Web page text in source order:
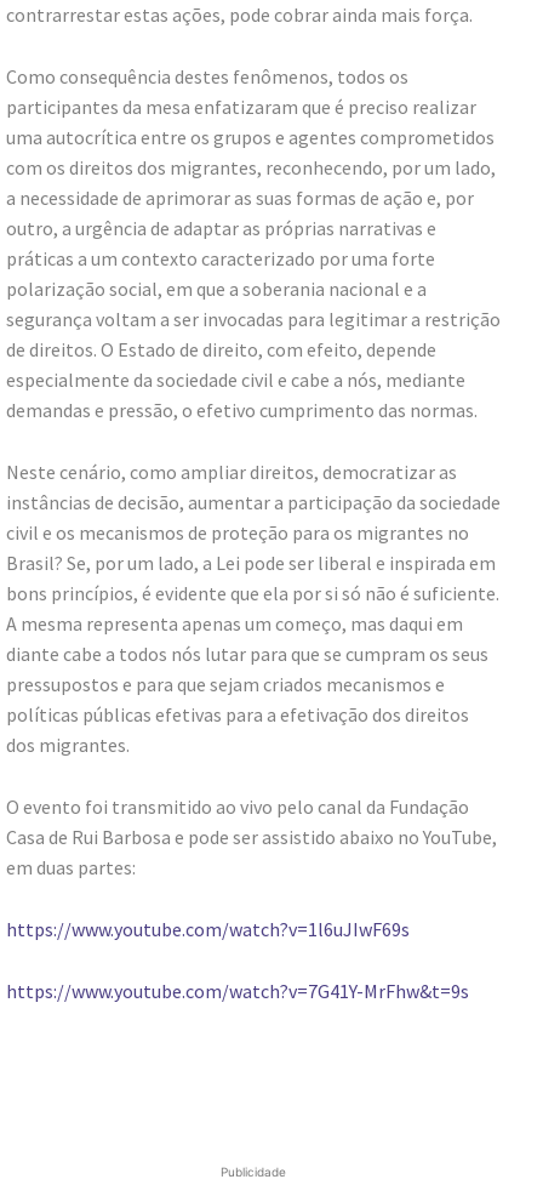
contrarrestar estas ações, pode cobrar ainda mais força.
Como consequência destes fenômenos, todos os
participantes da mesa enfatizaram que é preciso realizar
uma autocrítica entre os grupos e agentes comprometidos
com os direitos dos migrantes, reconhecendo, por um lado,
a necessidade de aprimorar as suas formas de ação e, por
outro, a urgência de adaptar as próprias narrativas e
práticas a um contexto caracterizado por uma forte
polarização social, em que a soberania nacional e a
segurança voltam a ser invocadas para legitimar a restrição
de direitos. O Estado de direito, com efeito, depende
especialmente da sociedade civil e cabe a nós, mediante
demandas e pressão, o efetivo cumprimento das normas.
Neste cenário, como ampliar direitos, democratizar as
instâncias de decisão, aumentar a participação da sociedade
civil e os mecanismos de proteção para os migrantes no
Brasil? Se, por um lado, a Lei pode ser liberal e inspirada em
bons princípios, é evidente que ela por si só não é suficiente.
A mesma representa apenas um começo, mas daqui em
diante cabe a todos nós lutar para que se cumpram os seus
pressupostos e para que sejam criados mecanismos e
políticas públicas efetivas para a efetivação dos direitos
dos migrantes.
O evento foi transmitido ao vivo pelo canal da Fundação
Casa de Rui Barbosa e pode ser assistido abaixo no YouTube,
em duas partes:
https://www.youtube.com/watch?v=1l6uJIwF69s
https://www.youtube.com/watch?v=7G41Y-MrFhw&t=9s
Publicidade